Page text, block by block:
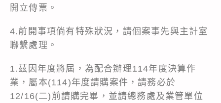
開立傳票。
4.前開事項倘有特殊狀況，請個案事先與主計室
聯繫處理。
1.茲因年度將屆，為配合辦理114年度決算作
業，屬本(114)年度請購案件，請務必於
12/16(二)前請購完畢，並請總務處及業管單位